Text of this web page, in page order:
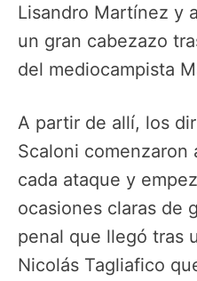
Lisandro Martínez y
un gran cabezazo
del mediocampista
A partir de allí, los
Scaloni comenzaron
cada ataque y
ocasiones claras de
penal que llegó tras
Nicolás Tagliafico